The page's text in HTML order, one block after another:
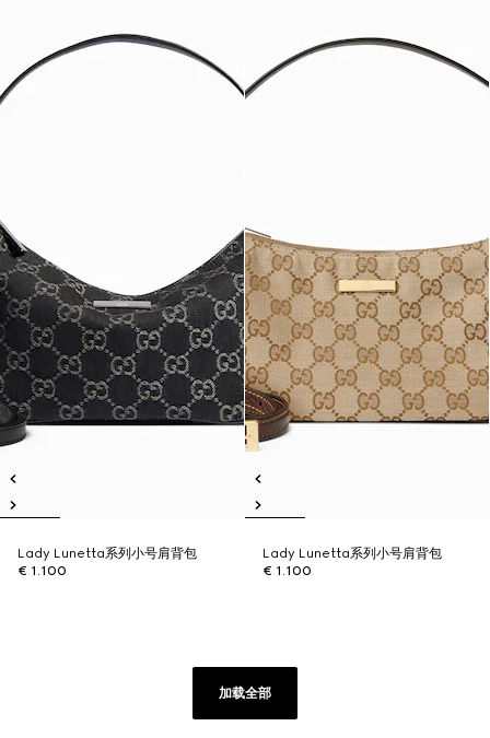
Lady Lunetta系列小号肩背包
€ 1.100
Lady Lunetta系列小号肩背包
€ 1.100
加载全部